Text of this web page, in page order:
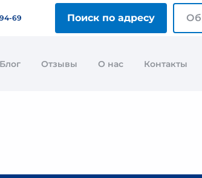
69 Поиск по адресу
Блог Отзывы О нас Контакты